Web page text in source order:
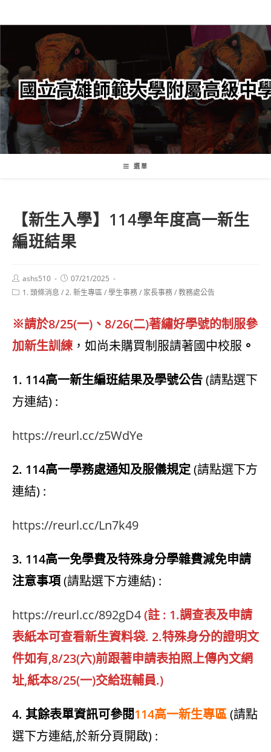
轉
要
內
容
選單
【新生入學】114學年度高一新生
編班結果
Post
author:
ashs510
Post
published:
07/21/2025
Post1. 頭條消息 /2. 新生專區/學生事務/ 家長事務/教務處公告
※請於8/25(一)、8/26(二)著繡好學號的制服參
加新生訓練 ，如尚未購買制服請著國中校服 。
1. 114高一新生編班結果及學號公告(請點選下
方連結) :
https://reurl.cc/z5WdYe
2. 114高一學務處通知及服儀規定(請點選下方
連結) :
https://reurl.cc/Ln7k49
3. 114高一免學費及特殊身分學雜費減免申請
注意事項(請點選下方連結) :
https://reurl.cc/892gD4(註 : 1.調查表及申請
表紙本可查看新生資料袋. 2.特殊身分的證明文
件如有,8/23(六)前跟著申請表拍照上傳內文網
址,紙本8/25(一)交給班輔員.)
4. 其餘表單資訊可參閱114高一新生專區(請點
選下方連結,於新分頁開啟) :